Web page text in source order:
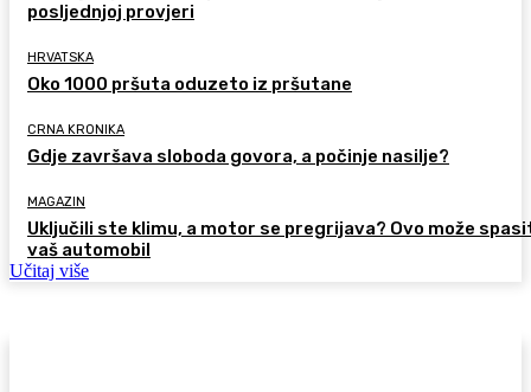
posljednjoj provjeri
HRVATSKA
Oko 1000 pršuta oduzeto iz pršutane
CRNA KRONIKA
Gdje završava sloboda govora, a počinje nasilje?
MAGAZIN
Uključili ste klimu, a motor se pregrijava? Ovo može
vaš automobil
Učitaj više